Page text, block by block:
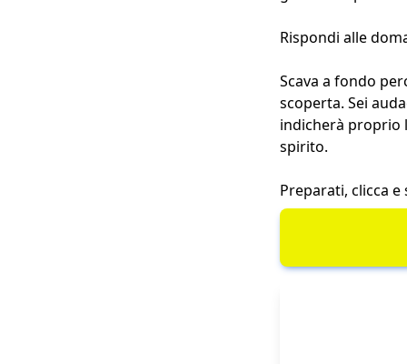
Rispondi alle
Scava a fondo
scoperta. Sei
indicherà proprio
spirito.
Preparati, clicca